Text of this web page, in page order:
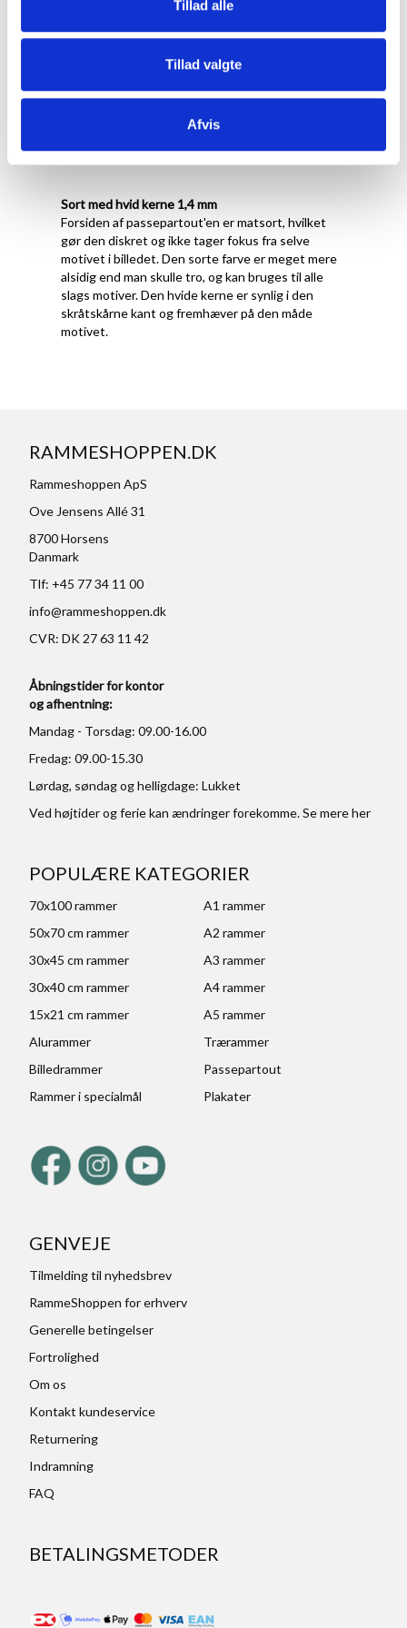
Tillad alle
Tillad valgte
Afvis
hvilket gør den til en god allround passepartout.
Den er dog især velegnet til s/h billeder, hvor dens
s/h motiver uden at påvirke opfattelsen af dem i
markante farver, hvor samspillet mellem motiv og
passepartout giver et ekstra godt blikfang.
Sort med hvid kerne 1,4 mm
Forsiden af passepartout'en er matsort, hvilket
gør den diskret og ikke tager fokus fra selve
motivet i billedet. Den sorte farve er meget mere
alsidig end man skulle tro, og kan bruges til alle
slags motiver. Den hvide kerne er synlig i den
skråtskårne kant og fremhæver på den måde
motivet.
RAMMESHOPPEN.DK
Rammeshoppen ApS
Ove Jensens Allé 31
8700 Horsens
Danmark
Tlf: +45 77 34 11 00
info@rammeshoppen.dk
CVR: DK 27 63 11 42
Åbningstider for kontor
og afhentning:
Mandag - Torsdag: 09.00-16.00
Fredag: 09.00-15.30
Lørdag, søndag og helligdage: Lukket
Ved højtider og ferie kan ændringer forekomme. Se mereher
POPULÆRE KATEGORIER
70x100 rammer
A1 rammer
50x70 cm rammer
A2 rammer
30x45 cm rammer
A3 rammer
30x40 cm rammer
A4 rammer
15x21 cm rammer
A5 rammer
Alurammer
Trærammer
Billedrammer
Passepartout
Rammer i specialmål
Plakater
GENVEJE
Tilmelding til nyhedsbrev
RammeShoppen for erhverv
Generelle betingelser
Fortrolighed
Om os
Kontakt kundeservice
Returnering
Indramning
FAQ
BETALINGSMETODER